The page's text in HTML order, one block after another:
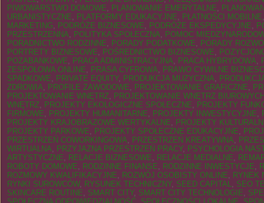
PIWOWARSTWO DOMOWE, PLANOWANIE EMERYTALNE,
URBANISTYCZNE, PLATFORMY EDUKACYJNE, PŁATNOŚCI MOBILNE
MARKETING, PODRÓŻE BIZNESOWE, PODRÓŻE EKSPEDYCYJNE,
PRZESTRZENNA, POLITYKA SPOŁECZNA, POMOC
PORADNICTWO RODZINNE, PORADY PODATKOWE, PORADY
PORTRETY BIZNESOWE, POŚREDNICTWO BIZNESOWE,
POZABANKOWE, PRACA ADMINISTRACYJNA, PRACA HYBRYDOWA,
ZESPOŁOWA ONLINE, PRASA CYFROWA, PRAWO CYWILNE
SPADKOWE, PRIVATE EQUITY, PRODUKCJA MUZYCZNA,
ZDROWIA, PROFILE ZAWODOWE, PROJEKTOWANIE GRAFICZNE,
PROJEKTOWANIE WNĘTRZ, PROJEKTOWANIE WNĘTRZ
WNĘTRZ, PROJEKTY EKOLOGICZNE SPOŁECZNE, PROJEKTY
FIRMOWE, PROJEKTY HUMANITARNE, PROJEKTY INWESTYCYJNE,
PROJEKTY KRAJOBRAZOWE WERTYKALNE, PROJEKTY
PROJEKTY PARKOWE, PROJEKTY SPOŁECZNE EDUKACYJNE,
PRZESTRZEŃ COWORKINGOWA, PRZESTRZEŃ KREATYWNA,
WIRTUALNA, PRZYJAZNA PRZESTRZEŃ PRACY, PSYCHOLOGIA
ARTYSTYCZNE, RELACJE BIZNESOWE, RELACJE MEDIALNE,
ROBOTY DOMOWE, RODZINNE FINANSE, RODZINNE INWESTYCJE,
ROZMOWY KWALIFIKACYJNE, ROZWÓJ OSOBISTY ONLINE, RYNEK
RYNKI SUROWCÓW, RYSUNEK TECHNICZNY, SEED CAPITAL, SEO
SKINCARE ROUTINE, SMART CITY, SMART CITY TECHNOLOGIE,